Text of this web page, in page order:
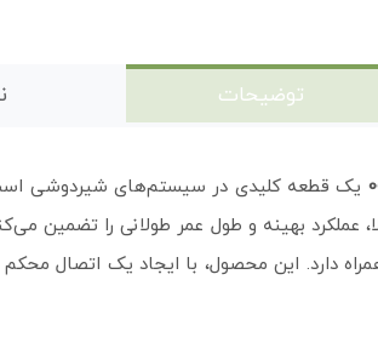
توضیحات
یک قطعه کلیدی در سیستم‌های شیردوشی است
عملکرد بهینه و طول عمر طولانی را
دارد. این محصول، با ایجاد یک اتصال